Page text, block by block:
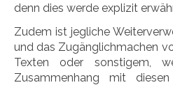
denn dies werde explizit
Zudem ist jegliche
und das Zugänglichmachen
Texten oder sonstigem,
Zusammenhang mit